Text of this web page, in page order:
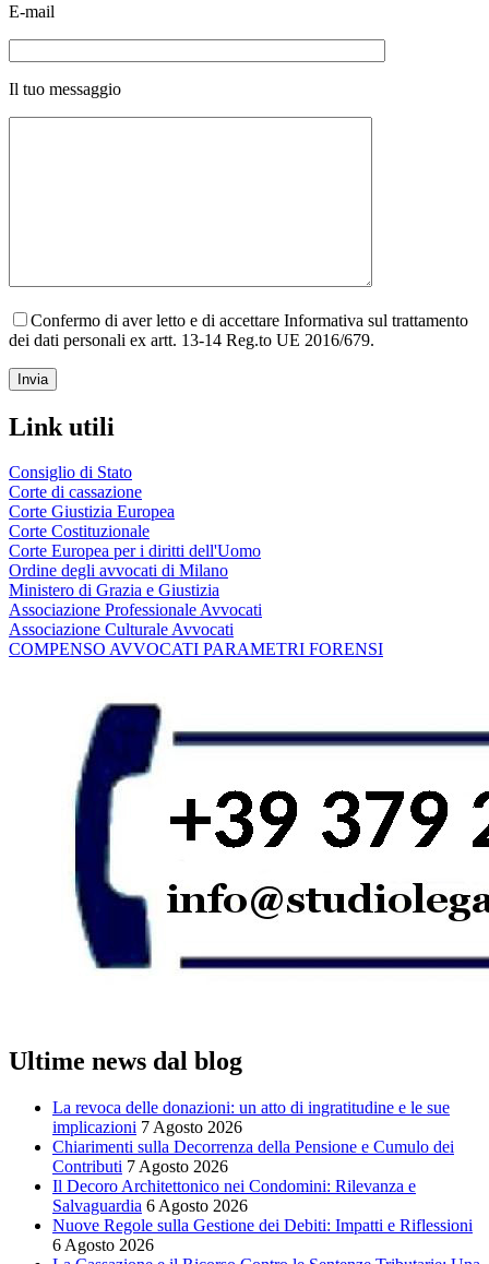
E-mail
Il tuo messaggio
Confermo di aver letto e di accettare Informativa sul trattamento
dei dati personali ex artt. 13-14 Reg.to UE 2016/679.
Link utili
Consiglio di Stato
Corte di cassazione
Corte Giustizia Europea
Corte Costituzionale
Corte Europea per i diritti dell'Uomo
Ordine degli avvocati di Milano
Ministero di Grazia e Giustizia
Associazione Professionale Avvocati
Associazione Culturale Avvocati
COMPENSO AVVOCATI PARAMETRI FORENSI
Ultime news dal blog
La revoca delle donazioni: un atto di ingratitudine e le sue
implicazioni 7 Agosto 2026
Chiarimenti sulla Decorrenza della Pensione e Cumulo dei
Contributi 7 Agosto 2026
Il Decoro Architettonico nei Condomini: Rilevanza e
Salvaguardia 6 Agosto 2026
Nuove Regole sulla Gestione dei Debiti: Impatti e Riflessioni
6 Agosto 2026